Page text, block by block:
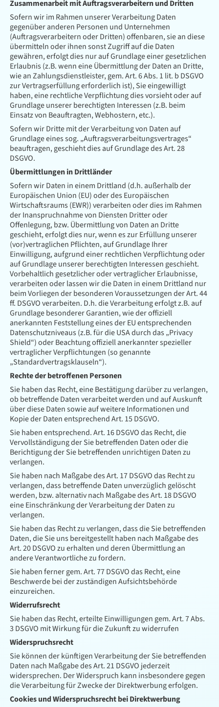
Zusammenarbeit mit Auftragsverarbeitern und Dritten
Sofern wir im Rahmen unserer Verarbeitung Daten
gegenüber anderen Personen und Unternehmen
(Auftragsverarbeitern oder Dritten) offenbaren, sie an diese
übermitteln oder ihnen sonst Zugriff auf die Daten
gewähren, erfolgt dies nur auf Grundlage einer gesetzlichen
Erlaubnis (z.B. wenn eine Übermittlung der Daten an Dritte,
wie an Zahlungsdienstleister, gem. Art. 6 Abs. 1 lit. b DSGVO
zur Vertragserfüllung erforderlich ist), Sie eingewilligt
haben, eine rechtliche Verpflichtung dies vorsieht oder auf
Grundlage unserer berechtigten Interessen (z.B. beim
Einsatz von Beauftragten, Webhostern, etc.).
Sofern wir Dritte mit der Verarbeitung von Daten auf
Grundlage eines sog. „Auftragsverarbeitungsvertrages“
beauftragen, geschieht dies auf Grundlage des Art. 28
DSGVO.
Übermittlungen in Drittländer
Sofern wir Daten in einem Drittland (d.h. außerhalb der
Europäischen Union (EU) oder des Europäischen
Wirtschaftsraums (EWR)) verarbeiten oder dies im Rahmen
der Inanspruchnahme von Diensten Dritter oder
Offenlegung, bzw. Übermittlung von Daten an Dritte
geschieht, erfolgt dies nur, wenn es zur Erfüllung unserer
(vor)vertraglichen Pflichten, auf Grundlage Ihrer
Einwilligung, aufgrund einer rechtlichen Verpflichtung oder
auf Grundlage unserer berechtigten Interessen geschieht.
Vorbehaltlich gesetzlicher oder vertraglicher Erlaubnisse,
verarbeiten oder lassen wir die Daten in einem Drittland nur
beim Vorliegen der besonderen Voraussetzungen der Art. 44
ff. DSGVO verarbeiten. D.h. die Verarbeitung erfolgt z.B. auf
Grundlage besonderer Garantien, wie der offiziell
anerkannten Feststellung eines der EU entsprechenden
Datenschutzniveaus (z.B. für die USA durch das „Privacy
Shield“) oder Beachtung offiziell anerkannter spezieller
vertraglicher Verpflichtungen (so genannte
„Standardvertragsklauseln“).
Rechte der betroffenen Personen
Sie haben das Recht, eine Bestätigung darüber zu verlangen,
ob betreffende Daten verarbeitet werden und auf Auskunft
über diese Daten sowie auf weitere Informationen und
Kopie der Daten entsprechend Art. 15 DSGVO.
Sie haben entsprechend. Art. 16 DSGVO das Recht, die
Vervollständigung der Sie betreffenden Daten oder die
Berichtigung der Sie betreffenden unrichtigen Daten zu
verlangen.
Sie haben nach Maßgabe des Art. 17 DSGVO das Recht zu
verlangen, dass betreffende Daten unverzüglich gelöscht
werden, bzw. alternativ nach Maßgabe des Art. 18 DSGVO
eine Einschränkung der Verarbeitung der Daten zu
verlangen.
Sie haben das Recht zu verlangen, dass die Sie betreffenden
Daten, die Sie uns bereitgestellt haben nach Maßgabe des
Art. 20 DSGVO zu erhalten und deren Übermittlung an
andere Verantwortliche zu fordern.
Sie haben ferner gem. Art. 77 DSGVO das Recht, eine
Beschwerde bei der zuständigen Aufsichtsbehörde
einzureichen.
Widerrufsrecht
Sie haben das Recht, erteilte Einwilligungen gem. Art. 7 Abs.
3 DSGVO mit Wirkung für die Zukunft zu widerrufen
Widerspruchsrecht
Sie können der künftigen Verarbeitung der Sie betreffenden
Daten nach Maßgabe des Art. 21 DSGVO jederzeit
widersprechen. Der Widerspruch kann insbesondere gegen
die Verarbeitung für Zwecke der Direktwerbung erfolgen.
Cookies und Widerspruchsrecht bei Direktwerbung